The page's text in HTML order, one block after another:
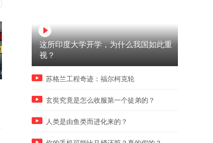
车，走了真人司机都不敢走得
气！
这所印度大学开学，为什么我国如此重
视？
苏格兰工程奇迹：福尔柯克轮
玄奘究竟是怎么收服第一个徒弟的？
人类是由鱼类而进化来的？